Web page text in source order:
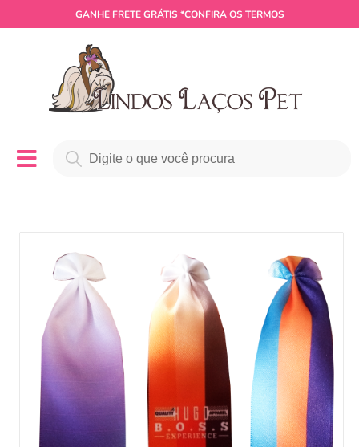
GANHE FRETE GRÁTIS *CONFIRA OS TERMOS